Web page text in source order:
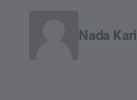
Nada